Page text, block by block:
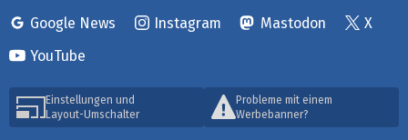
Google News
Instagram Mastodon
X
YouTube
Einstellungen und
Layout-Umschalter
Probleme mit einem
Werbebanner?